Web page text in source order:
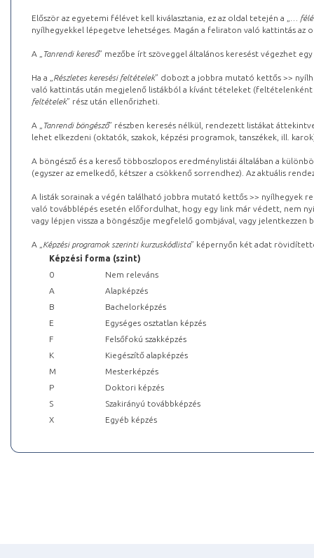
Először az egyetemi félévet kell kiválasztania, ez az oldal tetején a „
…
nyílhegyekkel lépegetve lehetséges. Magán a feliraton való kattintás az
A „ Tanrendi kereső” mezőbe írt szöveggel általános keresést végezhet
Ha a „ Részletes keresési feltételek” dobozt a jobbra mutató kettős >>
való kattintás után megjelenő listákból a kívánt tételeket (feltételenként
feltételek” rész után ellenőrizheti.
A „ Tanrendi böngésző” részben keresés nélkül, rendezett listákat
lehet elkezdeni (oktatók, szakok, képzési programok, tanszékek, ill.
A böngésző és a kereső többoszlopos eredménylistái általában a
(egyszer az emelkedő, kétszer a csökkenő sorrendhez). Az aktuális
A listák sorainak a végén található jobbra mutató kettős >> nyílhegyek
való továbblépés esetén előfordulhat, hogy egy link már védett, nem
vagy lépjen vissza a böngészője megfelelő gombjával, vagy
A „ Képzési programok szerinti kurzuskódlista” képernyőn két adat
Képzési forma (szint)
0
Nem releváns
A
Alapképzés
B
Bachelorképzés
E
Egységes osztatlan képzés
F
Felsőfokú szakképzés
K
Kiegészítő alapképzés
M
Mesterképzés
P
Doktori képzés
S
Szakirányú továbbképzés
X
Egyéb képzés